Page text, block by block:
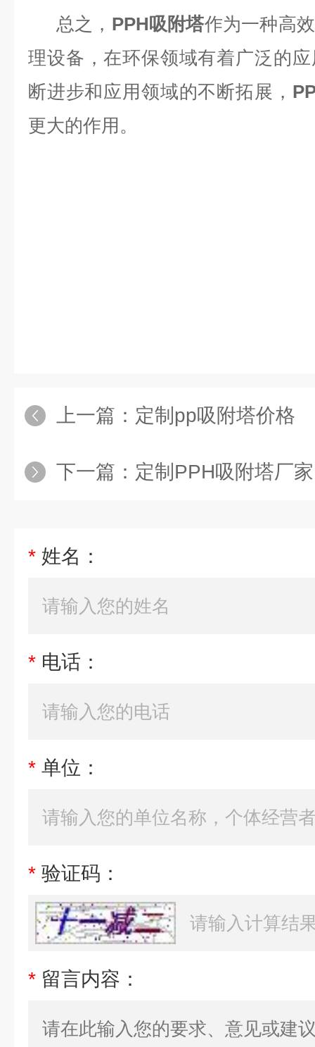
总之， PPH吸附塔作为一种高
理设备，在环保领域有着广泛的
断进步和应用领域的不断拓展，
更大的作用。
上一篇： 定制pp吸附塔价格
下一篇： 定制PPH吸附塔厂家
* 姓名：
* 电话：
* 单位：
* 验证码：
* 留言内容：